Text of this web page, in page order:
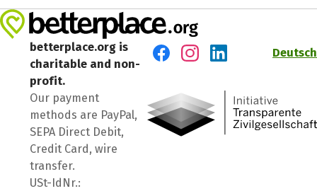
betterplace.org is
charitable and non-
profit.
Our payment
methods are PayPal,
SEPA Direct Debit,
Credit Card, wire
transfer.
USt-IdNr.:
Deutsch